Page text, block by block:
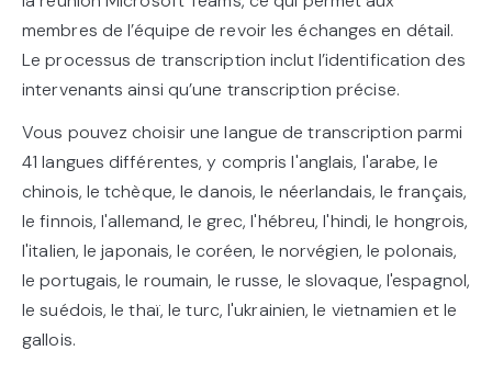
membres de l’équipe de revoir les échanges en détail.
Le processus de transcription inclut l’identification des
intervenants ainsi qu’une transcription précise.
Vous pouvez choisir une langue de transcription parmi
41 langues différentes, y compris l'anglais, l'arabe, le
chinois, le tchèque, le danois, le néerlandais, le français,
le finnois, l'allemand, le grec, l'hébreu, l'hindi, le hongrois,
l'italien, le japonais, le coréen, le norvégien, le polonais,
le portugais, le roumain, le russe, le slovaque, l'espagnol,
le suédois, le thaï, le turc, l'ukrainien, le vietnamien et le
gallois.